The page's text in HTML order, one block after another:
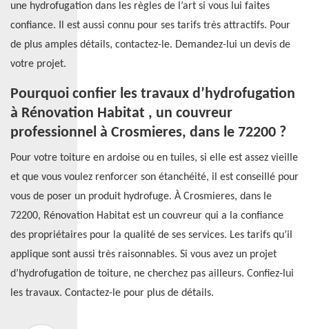
une hydrofugation dans les règles de l’art si vous lui faites
confiance. Il est aussi connu pour ses tarifs très attractifs. Pour
de plus amples détails, contactez-le. Demandez-lui un devis de
votre projet.
Pourquoi confier les travaux d’hydrofugation
à Rénovation Habitat , un couvreur
professionnel à Crosmieres, dans le 72200 ?
Pour votre toiture en ardoise ou en tuiles, si elle est assez vieille
et que vous voulez renforcer son étanchéité, il est conseillé pour
vous de poser un produit hydrofuge. À Crosmieres, dans le
72200, Rénovation Habitat est un couvreur qui a la confiance
des propriétaires pour la qualité de ses services. Les tarifs qu’il
applique sont aussi très raisonnables. Si vous avez un projet
d’hydrofugation de toiture, ne cherchez pas ailleurs. Confiez-lui
les travaux. Contactez-le pour plus de détails.